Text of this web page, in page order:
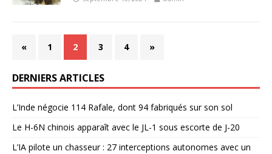
« 1 2 3 4 »
DERNIERS ARTICLES
L’Inde négocie 114 Rafale, dont 94 fabriqués sur son sol
Le H-6N chinois apparaît avec le JL-1 sous escorte de J-20
L’IA pilote un chasseur : 27 interceptions autonomes avec un